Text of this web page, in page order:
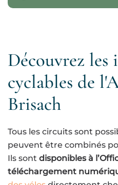
Découvrez les
cyclables de
Brisach
Tous les circuits sont
peuvent être combinés
Ils sont disponibles à
téléchargement